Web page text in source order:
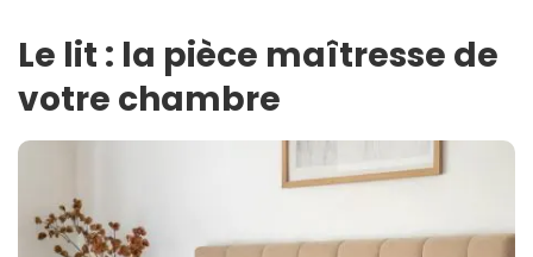
Le lit : la pièce maîtresse de
votre chambre